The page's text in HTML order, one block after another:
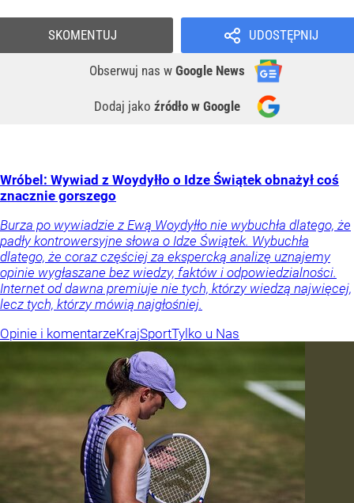
UDOSTĘPNIJ
Obserwuj nas w Google News
Dodaj jako źródło w Google
SKOMENTUJ
Wróbel: Wywiad z Woydyłło o Idze Świątek obnażył coś
znacznie gorszego
Burza po wywiadzie z Ewą Woydyłło nie wybuchła dlatego, że
padły kontrowersyjne słowa o Idze Świątek. Wybuchła
dlatego, że coraz częściej za ekspercką analizę uznajemy
opinie wygłaszane bez wiedzy, faktów i odpowiedzialności.
Internet od dawna premiuje nie tych, którzy wiedzą najwięcej,
lecz tych, którzy mówią najgłośniej.
Opinie i komentarzeKrajSportTylko u Nas